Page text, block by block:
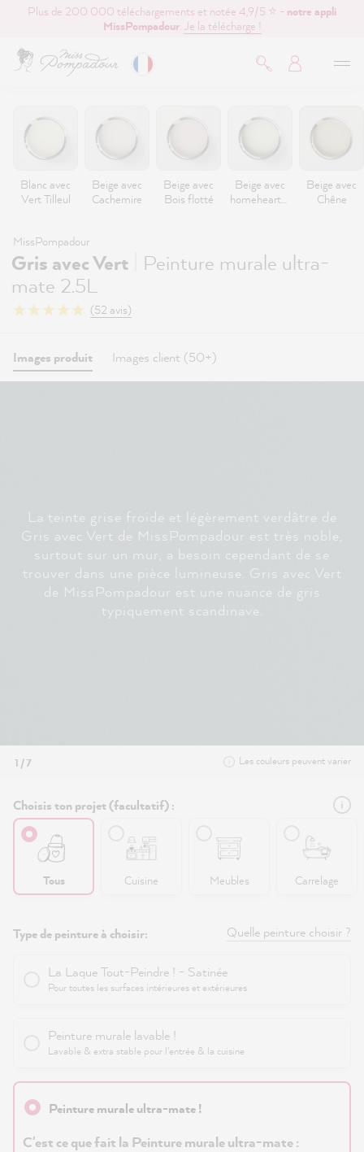
principal
Plus de 200 000 téléchargements et notée 4,9/5 ⭐ - notre appli
MissPompadour. Je la télécharge !
Blanc avec
Vert Tilleul
Beige avec
Cachemire
Beige avec
Bois flotté
Beige avec
homeheartm
Beige avec
Chêne
MissPompadour
Gris avec Vert
Peinture murale ultra-
mate 2.5L
(52 avis)
Images produit Images client (50+)
La teinte grise froide et légèrement verdâtre de
Gris avec Vert de MissPompadour est très noble,
surtout sur un mur, a besoin cependant de se
trouver dans une pièce lumineuse. Gris avec Vert
de MissPompadour est une nuance de gris
typiquement scandinave.
1 / 7 Les couleurs peuvent varier
Choisis ton projet (facultatif) :
Tous Cuisine Meubles Carrelage
Type de peinture à choisir: Quelle peinture choisir ?
La Laque Tout-Peindre ! - Satinée
Pour toutes les surfaces intérieures et extérieures
Peinture murale lavable !
Lavable & extra stable pour l'entrée & la cuisine
Peinture murale ultra-mate !
C'est ce que fait la Peinture murale ultra-mate :